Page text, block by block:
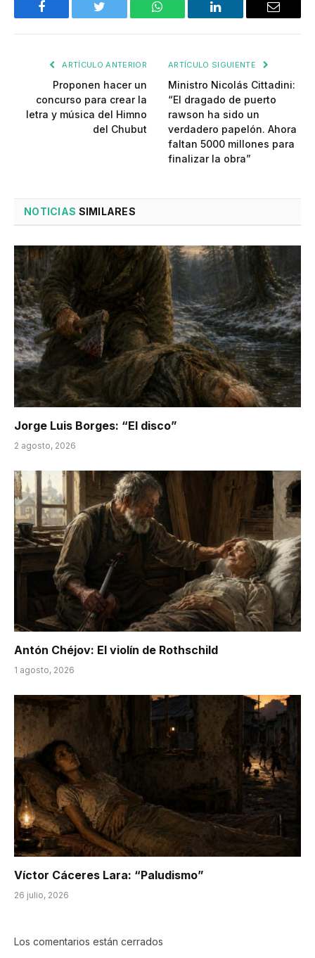
Facebook Twitter WhatsApp LinkedIn Email
ARTÍCULO ANTERIOR
Proponen hacer un
concurso para crear la
letra y música del Himno
del Chubut
ARTÍCULO SIGUIENTE
Ministro Nicolás Cittadini:
“El dragado de puerto
rawson ha sido un
verdadero papelón. Ahora
faltan 5000 millones para
finalizar la obra”
NOTICIAS SIMILARES
Jorge Luis Borges: “El disco”
2 agosto, 2026
Antón Chéjov: El violín de Rothschild
1 agosto, 2026
Víctor Cáceres Lara: “Paludismo”
26 julio, 2026
Los comentarios están cerrados